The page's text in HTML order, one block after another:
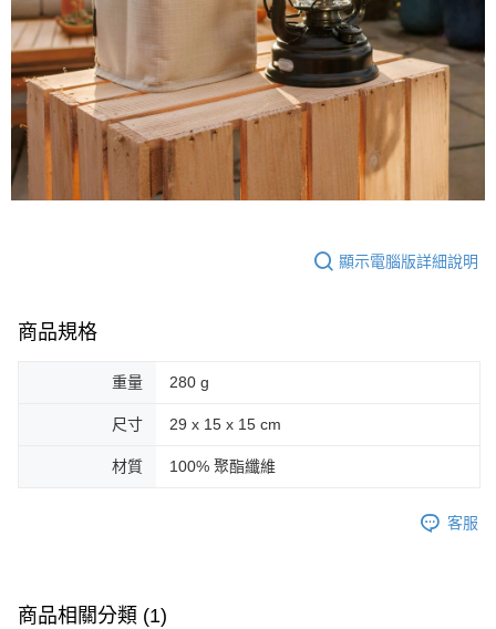
顯示電腦版詳細說明
商品規格
重量 280 g
尺寸 29 x 15 x 15 cm
材質 100% 聚酯纖維
客服
商品相關分類 (1)